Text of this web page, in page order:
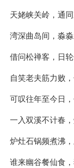
天姥峡关岭，通同
湾深曲岛间，淼淼
借问松禅客，日轮
自笑老夫筋力败
可叹往年至今日
一入双溪不计春
炉灶石锅频煮沸
谁来幽谷餐仙食